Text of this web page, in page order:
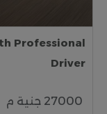
Professional
Driver
27000 جنية م